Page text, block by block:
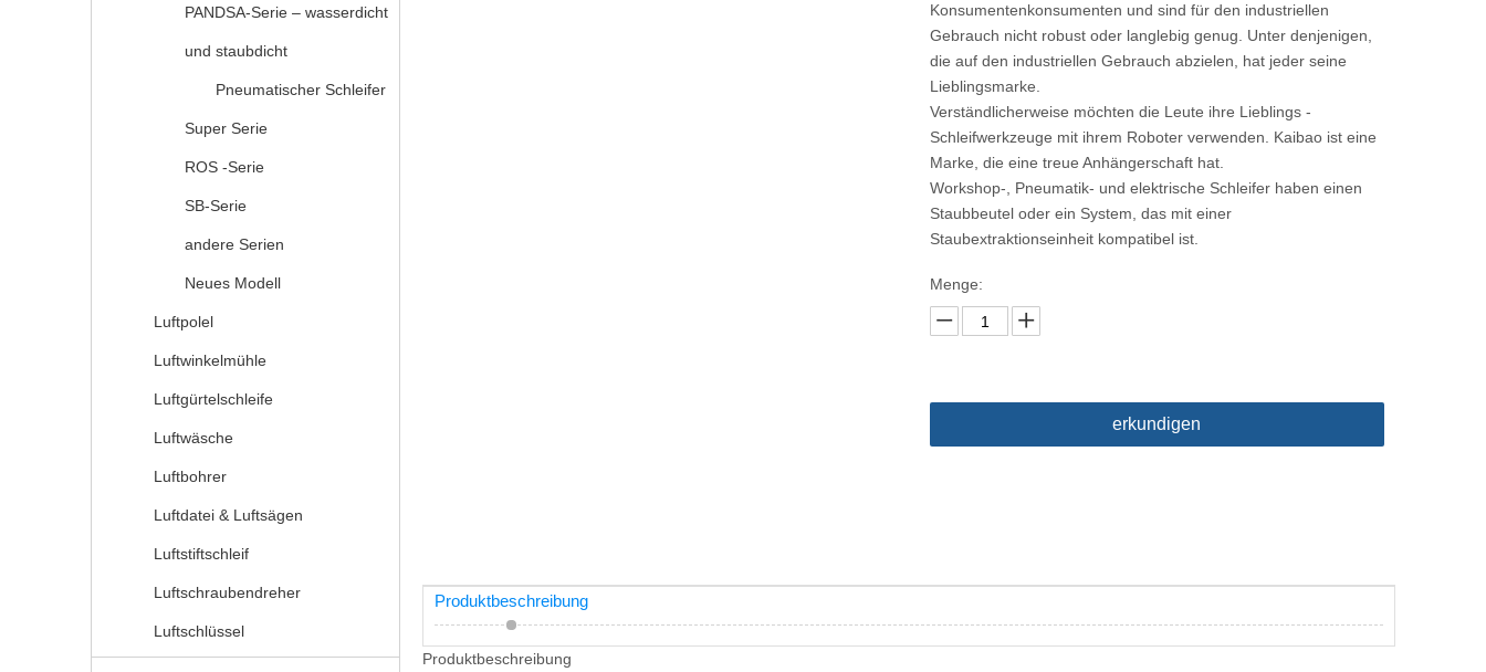
PANDSA-Serie – wasserdicht
und staubdicht
Pneumatischer Schleifer
Super Serie
ROS -Serie
SB-Serie
andere Serien
Neues Modell
Luftpolel
Luftwinkelmühle
Luftgürtelschleife
Luftwäsche
Luftbohrer
Luftdatei & Luftsägen
Luftstiftschleif
Luftschraubendreher
Luftschlüssel
Konsumentenkonsumenten und sind für den industriellen
Gebrauch nicht robust oder langlebig genug. Unter denjenigen,
die auf den industriellen Gebrauch abzielen, hat jeder seine
Lieblingsmarke.
Verständlicherweise möchten die Leute ihre Lieblings -
Schleifwerkzeuge mit ihrem Roboter verwenden. Kaibao ist eine
Marke, die eine treue Anhängerschaft hat.
Workshop-, Pneumatik- und elektrische Schleifer haben einen
Staubbeutel oder ein System, das mit einer
Staubextraktionseinheit kompatibel ist.
Menge:
erkundigen
Produktbeschreibung
Produktbeschreibung